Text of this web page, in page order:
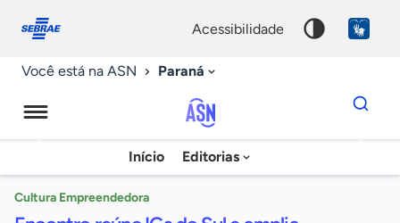
conosco
acessibilidade
Você está na ASN Paraná
Agência
Sebrae
Início Editorias
Dados
para
chave
Cultura Empreendedora